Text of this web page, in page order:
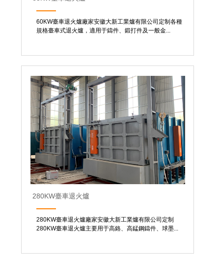
60KW臺車退火爐廠家安徽大新工業爐有限公司定制各種
規格臺車式退火爐，適用于鑄件、鍛打件及一般金...
280KW臺車退火爐
280KW臺車退火爐廠家安徽大新工業爐有限公司定制
280KW臺車退火爐主要用于高鉻、高錳鋼鑄件、球墨...